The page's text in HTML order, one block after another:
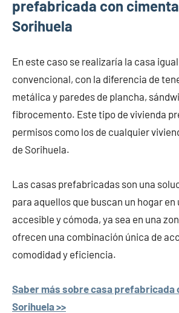
prefabricada con
Sorihuela
En este caso se realizaría la casa
convencional, con la diferencia de
metálica y paredes de plancha,
fibrocemento. Este tipo de vivienda
permisos como los de cualquier
de Sorihuela.
Las casas prefabricadas son una
para aquellos que buscan un hogar
accesible y cómoda, ya sea en una
ofrecen una combinación única de
comodidad y eficiencia.
Saber más sobre casa prefabricada
Sorihuela >>